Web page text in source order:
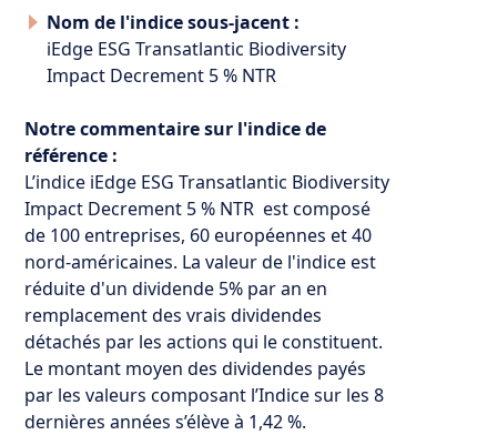
Nom de l'indice sous-jacent :
iEdge ESG Transatlantic Biodiversity
Impact Decrement 5 % NTR
Notre commentaire sur l'indice de
référence :
L’indice iEdge ESG Transatlantic Biodiversity
Impact Decrement 5 % NTR est composé
de 100 entreprises, 60 européennes et 40
nord-américaines. La valeur de l'indice est
réduite d'un dividende 5% par an en
remplacement des vrais dividendes
détachés par les actions qui le constituent.
Le montant moyen des dividendes payés
par les valeurs composant l’Indice sur les 8
dernières années s’élève à 1,42 %.